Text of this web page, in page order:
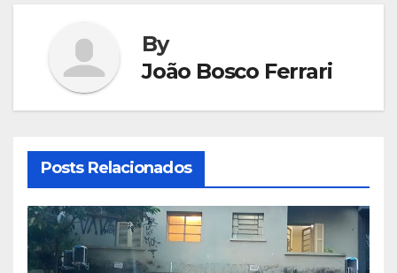
By
João Bosco Ferrari
Posts Relacionados